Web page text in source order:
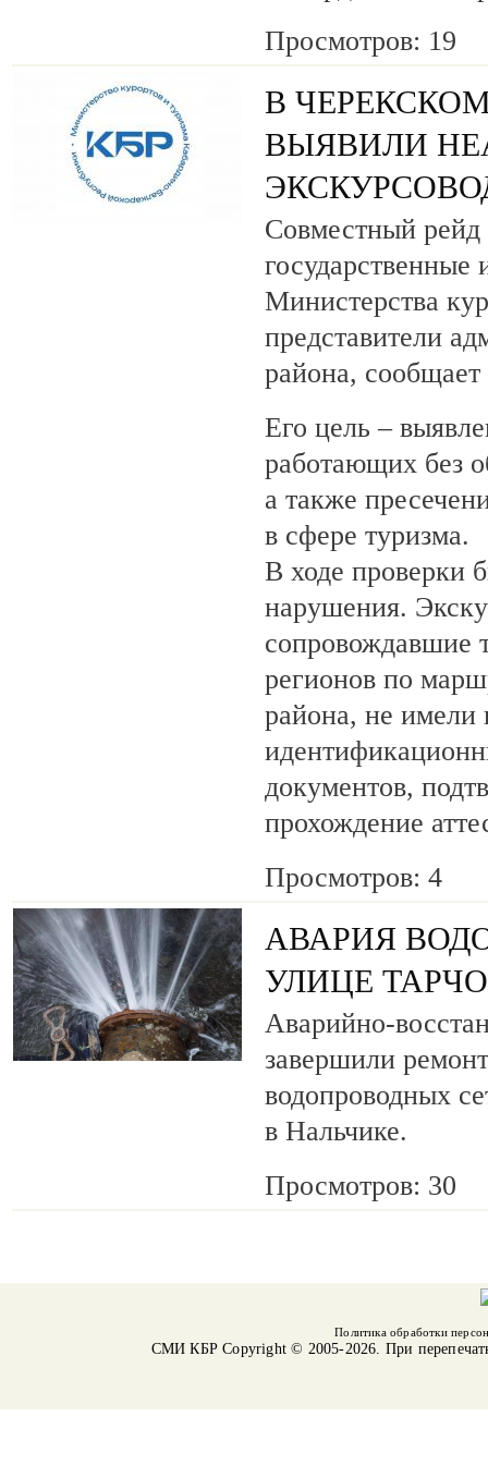
Просмотров: 19
В
ВЫЯВИЛИ
Совместный рейд
государственные
Министерства
представители
района,
Его цель –
работающих без
а также
в сфере туризма.
В ходе проверки
нарушения.
сопровождавшие
регионов по
района, не имели
документов,
прохождение
Просмотров: 4
АВАРИЯ
УЛИЦЕ
Аварийно-
завершили
водопроводных
в Нальчике.
Просмотров: 30
Политика обработки
СМИ КБРCopyright © 2005-2026. При